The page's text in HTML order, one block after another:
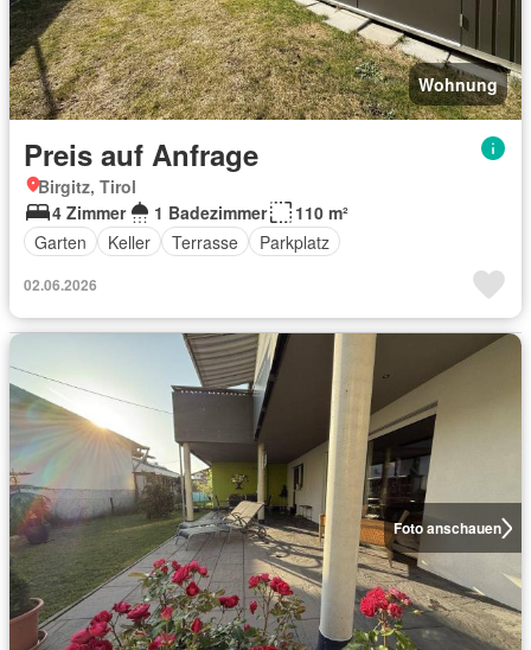
Wohnung
Preis auf Anfrage
Birgitz, Tirol
4 Zimmer
1 Badezimmer
110 m²
Garten
Keller Terrasse Parkplatz
02.06.2026
Foto anschauen